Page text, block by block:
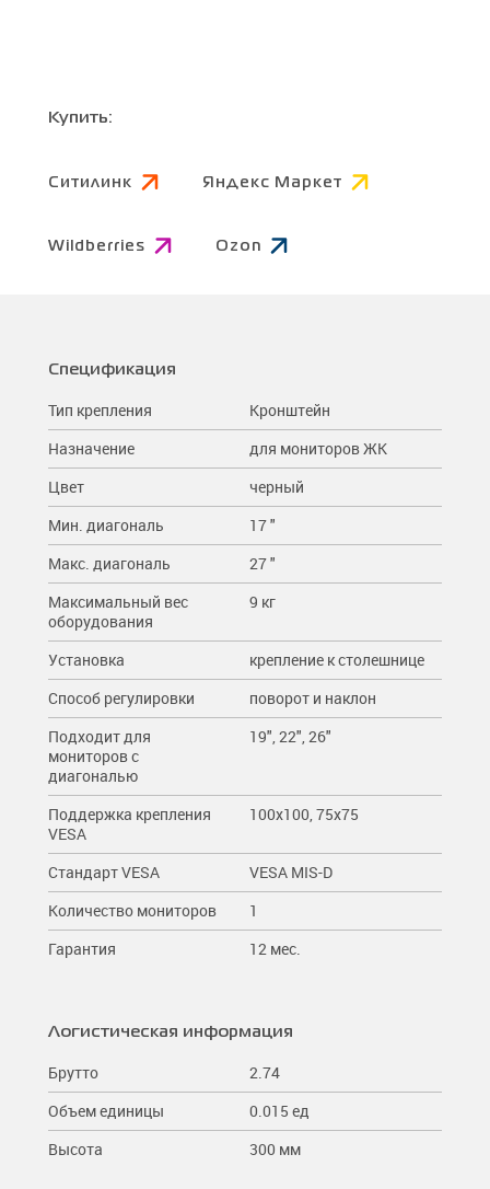
Купить:
Ситилинк Яндекс Маркет
Wildberries Ozon
Спецификация
Тип крепления
Кронштейн
Назначение
для мониторов ЖК
Цвет
черный
Мин. диагональ
17 "
Макс. диагональ
27 "
Максимальный вес
оборудования
9 кг
Установка
крепление к столешнице
Способ регулировки
поворот и наклон
Подходит для
мониторов c
диагональю
19", 22", 26"
Поддержка крепления
VESA
100x100, 75x75
Стандарт VESA
VESA MIS-D
Количество мониторов
1
Гарантия
12 мес.
Логистическая информация
Брутто
2.74
Объем единицы
0.015 ед
Высота
300 мм